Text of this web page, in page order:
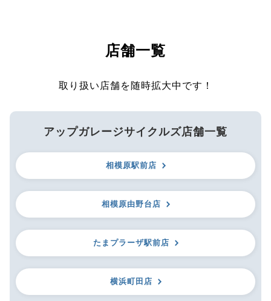
店舗一覧
取り扱い店舗を随時拡大中です！
アップガレージサイクルズ店舗一覧
相模原駅前店
相模原由野台店
たまプラーザ駅前店
横浜町田店